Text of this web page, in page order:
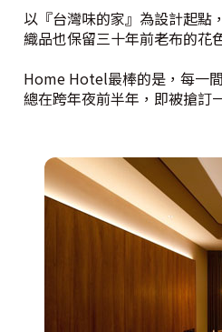
以『台灣味的家』為設計起點
織品也保留三十年前老布的花
Home Hotel最棒的是，每一
總在跨年夜前半年，即被搶訂